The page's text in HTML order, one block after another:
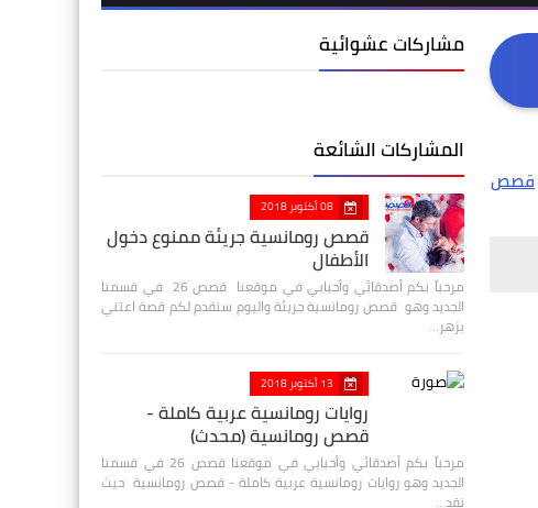
قصص
مشاركات عشوائية
المشاركات الشائعة
08 أكتوبر 2018
قصص رومانسية جريئة ممنوع دخول
الأطفال
مرحباً بكم أصدقائي وأحبابي في موقعنا قصص 26 في قسمنا
الجديد وهو قصص رومانسية جريئة واليوم سنقدم لكم قصة اعتني
بزهر…
13 أكتوبر 2018
روايات رومانسية عربية كاملة -
قصص رومانسية (محدث)
مرحباً بكم أصدقائي وأحبابي في موقعنا قصص 26 في قسمنا
الجديد وهو روايات رومانسية عربية كاملة - قصص رومانسية حيث
نقد…